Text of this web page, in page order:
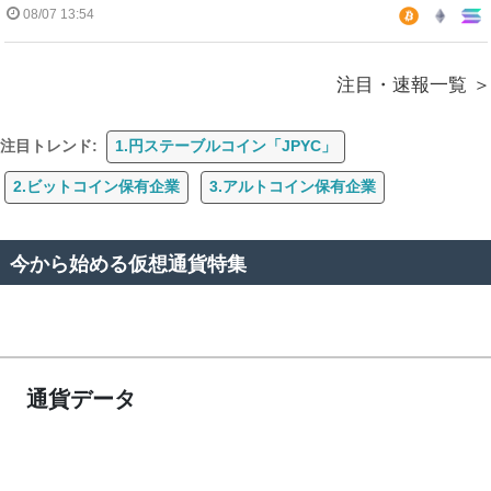
08/07 13:54
注目・速報一覧
注目トレンド: 1.円ステーブルコイン「JPYC」
2.ビットコイン保有企業 3.アルトコイン保有企業
今から始める仮想通貨特集
通貨データ